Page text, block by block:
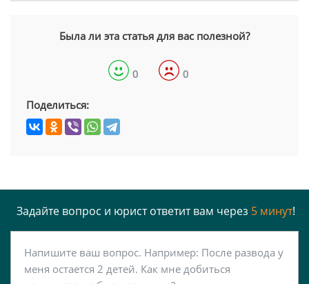
Была ли эта статья для вас полезной?
0 0
Поделиться:
Задайте вопрос и юрист ответит вам через 5 минут!